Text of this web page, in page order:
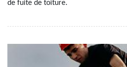
de fuite de toiture.